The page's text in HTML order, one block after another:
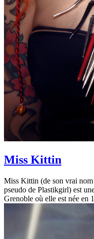
Miss Kittin
Miss Kittin (de son vrai
pseudo de Plastikgirl) est
Grenoble où elle est née en